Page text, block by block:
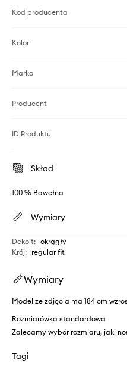
Kod producenta
Kolor
Marka
Producent
ID Produktu
Skład
100 % Bawełna
Wymiary
Dekolt: okrągły
Krój: regular fit
Wymiary
Model ze zdjęcia ma 184 cm
Rozmiarówka standardowa
Zalecamy wybór rozmiaru, jaki
Tagi